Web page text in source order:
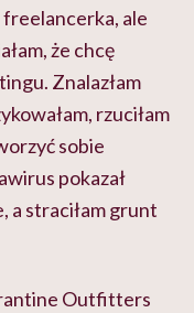
freelancerka, ale
że chcę
Znalazłam
rzuciłam
sobie
pokazał
a straciłam grunt
Outfitters